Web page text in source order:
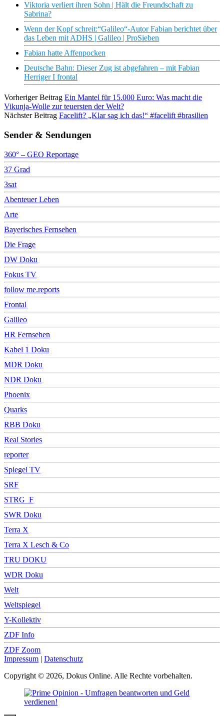
Viktoria verliert ihren Sohn | Hält die Freundschaft zu
Sabrina?
Wenn der Kopf schreit:“Galileo“-Autor Fabian berichtet über
das Leben mit ADHS | Galileo | ProSieben
Fabian hatte Affenpocken
Deutsche Bahn: Dieser Zug ist abgefahren – mit Fabian
Herriger I frontal
Vorheriger Beitrag Ein Mantel für 15.000 Euro: Was macht die
Vikunja-Wolle zur teuersten der Welt?
Nächster Beitrag Facelift? „Klar sag ich das!“ #facelift #brasilien
Sender & Sendungen
360° – GEO Reportage
37 Grad
3sat
Abenteuer Leben
Arte
Bayerisches Fernsehen
Die Frage
DW Doku
Fokus TV
follow me.reports
Frontal
Galileo
HR Fernsehen
Kabel 1 Doku
MDR Doku
NDR Doku
Phoenix
Quarks
RBB Doku
Real Stories
reporter
Spiegel TV
SRF
STRG_F
SWR Doku
Terra X
Terra X Lesch & Co
TRU DOKU
WDR Doku
Welt
Weltspiegel
Y-Kollektiv
ZDF Info
ZDF Zoom
Impressum | Datenschutz
Copyright © 2026, Dokus Online. Alle Rechte vorbehalten.